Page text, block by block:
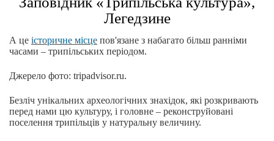
Легедзине
А це історичне місце пов'язане з набагато більш ранніми
часами – трипільських періодом.
Джерело фото: tripadvisor.ru.
Безліч унікальних археологічних знахідок, які розкривають
перед нами цю культуру, і головне – реконструйовані
поселення трипільців у натуральну величину.